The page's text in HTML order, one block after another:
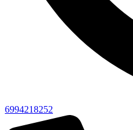
6994218252